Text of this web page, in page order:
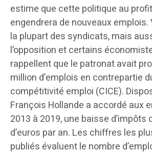
estime que cette politique au
engendrera de nouveaux
la plupart des syndicats, mais
l’opposition et certains
rappellent que le patronat avait
million d’emplois en contrepartie
compétitivité emploi (CICE).
François Hollande a accordé aux
2013 à 2019, une baisse d’impôts
d’euros par an. Les chiffres les
publiés évaluent le nombre